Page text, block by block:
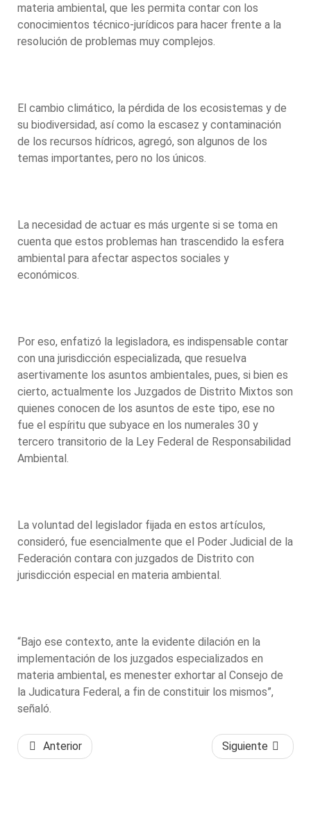
materia ambiental, que les permita contar con los
conocimientos técnico-jurídicos para hacer frente a la
resolución de problemas muy complejos.
El cambio climático, la pérdida de los ecosistemas y de
su biodiversidad, así como la escasez y contaminación
de los recursos hídricos, agregó, son algunos de los
temas importantes, pero no los únicos.
La necesidad de actuar es más urgente si se toma en
cuenta que estos problemas han trascendido la esfera
ambiental para afectar aspectos sociales y
económicos.
Por eso, enfatizó la legisladora, es indispensable contar
con una jurisdicción especializada, que resuelva
asertivamente los asuntos ambientales, pues, si bien es
cierto, actualmente los Juzgados de Distrito Mixtos son
quienes conocen de los asuntos de este tipo, ese no
fue el espíritu que subyace en los numerales 30 y
tercero transitorio de la Ley Federal de Responsabilidad
Ambiental.
La voluntad del legislador fijada en estos artículos,
consideró, fue esencialmente que el Poder Judicial de la
Federación contara con juzgados de Distrito con
jurisdicción especial en materia ambiental.
“Bajo ese contexto, ante la evidente dilación en la
implementación de los juzgados especializados en
materia ambiental, es menester exhortar al Consejo de
la Judicatura Federal, a fin de constituir los mismos”,
señaló.
Anterior Siguiente